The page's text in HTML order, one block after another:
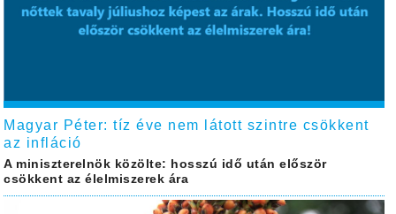
Magyar Péter: tíz éve nem látott szintre csökkent
az infláció
A miniszterelnök közölte: hosszú idő után először
csökkent az élelmiszerek ára